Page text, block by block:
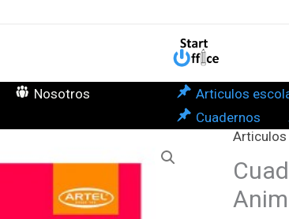
Nosotros
Articulos
Cuadernos
Cuaderno
100hjs
Mat